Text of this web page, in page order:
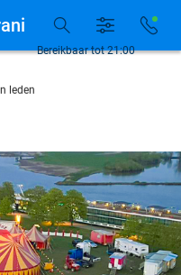
beschikbaar
leden
beschikbaar
leden
Bereikbaar tot 21:00